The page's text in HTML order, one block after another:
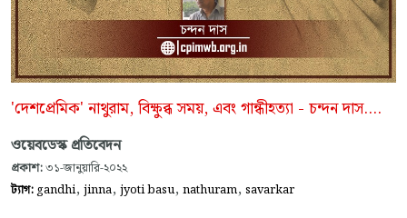
'দেশপ্রেমিক' নাথুরাম, বিক্ষুব্ধ সময়, এবং গান্ধীহত্যা - চন্দন দাস....
ওয়েবডেস্ক প্রতিবেদন
প্রকাশ:৩১-জানুয়ারি-২০২২
ট্যাগ: gandhi, jinna, jyoti basu, nathuram, savarkar